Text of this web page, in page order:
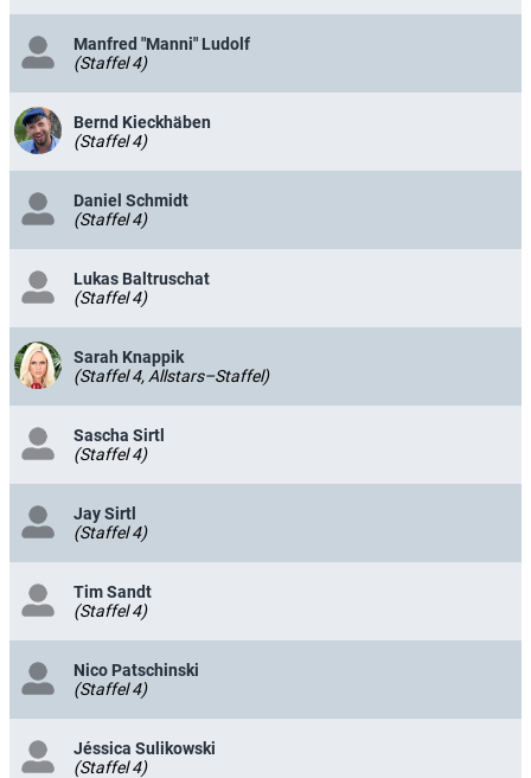
Manfred "Manni" Ludolf
(Staffel 4)
Bernd Kieckhäben
(Staffel 4)
Daniel Schmidt
(Staffel 4)
Lukas Baltruschat
(Staffel 4)
Sarah Knappik
(Staffel 4, Allstars–Staffel)
Sascha Sirtl
(Staffel 4)
Jay Sirtl
(Staffel 4)
Tim Sandt
(Staffel 4)
Nico Patschinski
(Staffel 4)
Jéssica Sulikowski
(Staffel 4)